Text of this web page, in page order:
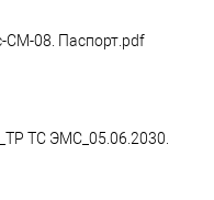
СМ-08. Паспорт.pdf
ТС ЭМС_05.06.2030.pdf